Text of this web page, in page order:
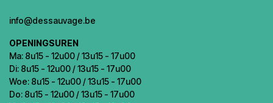
info@dessauvage.be
OPENINGSUREN
Ma: 8u15 - 12u00 / 13u15 - 17u00
Di: 8u15 - 12u00 / 13u15 - 17u00
Woe: 8u15 - 12u00 / 13u15 - 17u00
Do: 8u15 - 12u00 / 13u15 - 17u00